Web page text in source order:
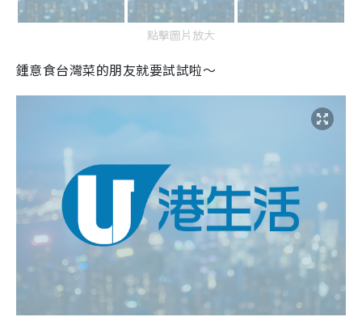
點擊圖片放大
鍾意食台灣菜的朋友就要試試啦～